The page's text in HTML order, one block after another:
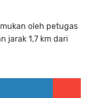
oleh petugas
jarak 1,7 km dari